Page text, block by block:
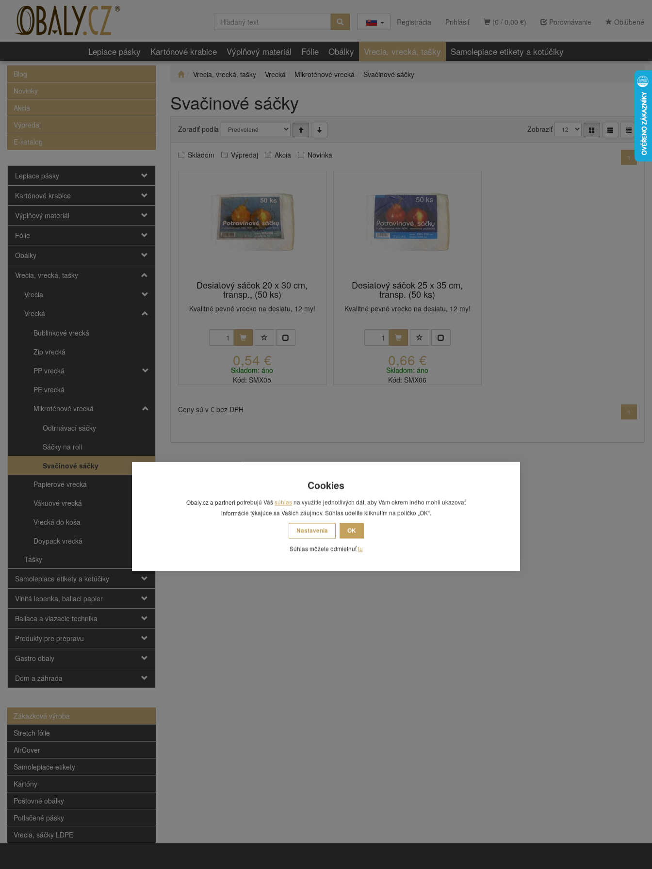
(0 / 0,00 €) Porovnávanie Obľúbené
Registrácia Prihlásiť
Lepiace pásky Kartónové krabice Výplňový materiál Fólie Obálky Vrecia, vrecká, tašky Samolepiace etikety a kotúčiky
Blog
Novinky
Akcia
Výpredaj
E-katalog
Lepiace pásky
Kartónové krabice
Výplňový materiál
Fólie
Obálky
Vrecia, vrecká, tašky
Vrecia
Vrecká
Bublinkové vrecká
Zip vrecká
PP vrecká
PE vrecká
Mikroténové vrecká
Odtrhávací sáčky
Sáčky na roli
Svačinové sáčky
Papierové vrecká
Vákuové vrecká
Vrecká do koša
Doypack vrecká
Tašky
Samolepiace etikety a kotúčiky
Vlnitá lepenka, baliaci papier
Baliaca a viazacie technika
Produkty pre prepravu
Gastro obaly
Dom a záhrada
Zákazková výroba
Stretch fólie
AirCover
Samolepiace etikety
Kartóny
Poštovné obálky
Potlačené pásky
Vrecia, sáčky LDPE
Vrecia, vrecká, tašky Vrecká Mikroténové vrecká Svačinové sáčky
Svačinové sáčky
Zoradiť podľa Zobraziť
Skladom Výpredaj Akcia Novinka 1
Desiatový sáčok 20 x 30 cm,
transp., (50 ks)
Kvalitné pevné vrecko na desiatu, 12 my!
0,54 €
Skladom: áno
Kód: SMX05
Desiatový sáčok 25 x 35 cm,
transp. (50 ks)
Kvalitné pevné vrecko na desiatu, 12 my!
0,66 €
Skladom: áno
Kód: SMX06
Ceny sú v € bez DPH 1
Cookies
Obaly.cz a partneri potrebujú Vášsúhlasna využitie jednotlivých dát, aby Vám okrem iného mohli ukazovať
informácie týkajúce sa Vašich záujmov. Súhlas udelíte kliknutím na políčko „OK“.
Nastavenia OK
Súhlas môžete odmietnuťtu